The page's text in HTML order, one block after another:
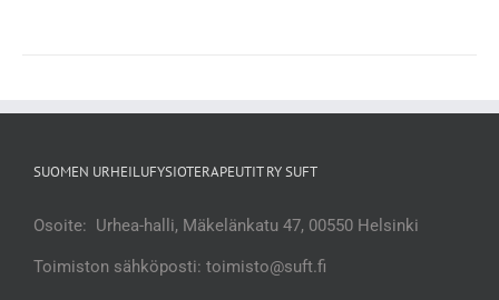
SUOMEN URHEILUFYSIOTERAPEUTIT RY SUFT
Osoite: Urhea-halli, Mäkelänkatu 47, 00550 Helsinki
Toimiston sähköposti: toimisto@suft.fi